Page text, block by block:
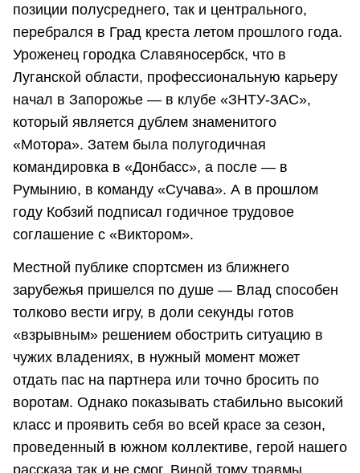
позиции полусреднего, так и центрального,
перебрался в Град креста летом прошлого года.
Уроженец городка Славяносербск, что в
Луганской области, профессиональную карьеру
начал в Запорожье — в клубе «ЗНТУ-ЗАС»,
который является дублем знаменитого
«Мотора». Затем была полугодичная
командировка в «Донбасс», а после — в
Румынию, в команду «Сучава». А в прошлом
году Кобзий подписал годичное трудовое
соглашение с «Виктором».
Местной публике спортсмен из ближнего
зарубежья пришелся по душе — Влад способен
толково вести игру, в доли секунды готов
«взрывным» решением обострить ситуацию в
чужих владениях, в нужный момент может
отдать пас на партнера или точно бросить по
воротам. Однако показывать стабильно высокий
класс и проявить себя во всей красе за сезон,
проведенный в южном коллективе, герой нашего
рассказа так и не смог. Виной тому травмы,